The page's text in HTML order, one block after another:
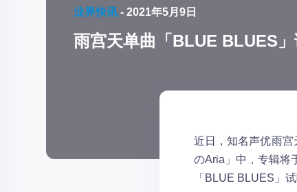
业界快讯 - 2021年5月9日
雨宫天单曲「BLUE BLUES
近日，知名声优雨
のAria」中，专辑将
「BLUE BLUES」